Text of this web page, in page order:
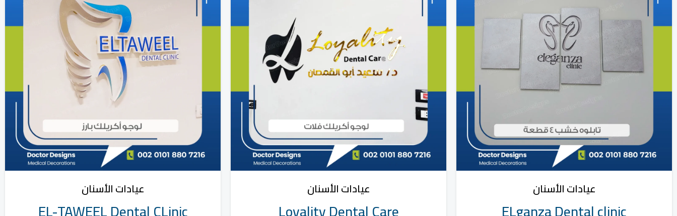
عيادات الأسنان عيادات الأسنان عيادات الأسنان